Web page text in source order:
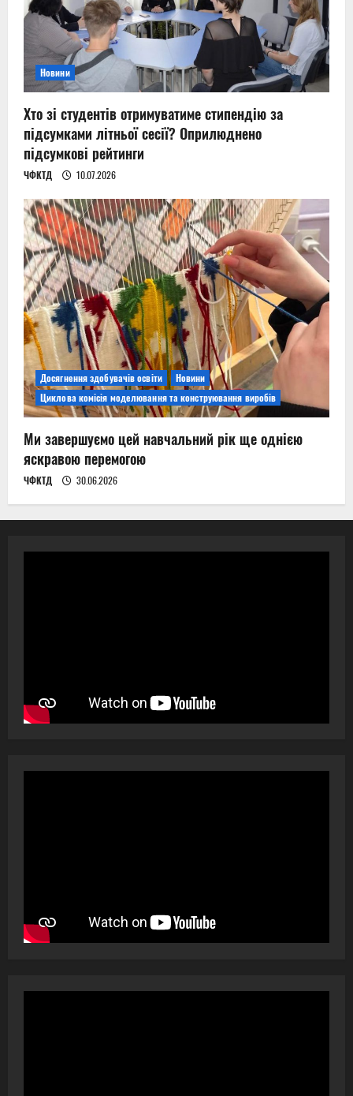
Новини
Хто зі студентів отримуватиме стипендію за
підсумками літньої сесії? Оприлюднено
підсумкові рейтинги
ЧФКТД 10.07.2026
Досягнення здобувачів освіти
Новини
Циклова комісія моделювання та конструювання виробів
Ми завершуємо цей навчальний рік ще однією
яскравою перемогою
ЧФКТД 30.06.2026